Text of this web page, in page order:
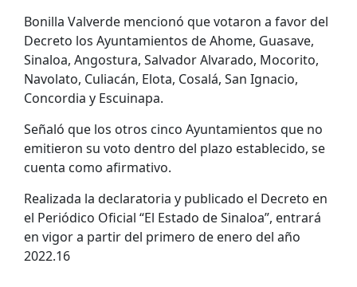
Bonilla Valverde mencionó que votaron a favor del
Decreto los Ayuntamientos de Ahome, Guasave,
Sinaloa, Angostura, Salvador Alvarado, Mocorito,
Navolato, Culiacán, Elota, Cosalá, San Ignacio,
Concordia y Escuinapa.
Señaló que los otros cinco Ayuntamientos que no
emitieron su voto dentro del plazo establecido, se
cuenta como afirmativo.
Realizada la declaratoria y publicado el Decreto en
el Periódico Oficial “El Estado de Sinaloa”, entrará
en vigor a partir del primero de enero del año
2022.16